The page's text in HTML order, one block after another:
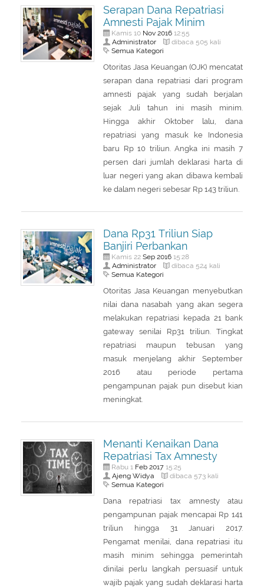
Peraturan Pengampunan Pajak
Infografis Pengampunan Pajak
About Us
Q & A Pajak
Kontak Kami
Serapan Dana Repatriasi
Amnesti Pajak Minim
Kamis 10 Nov 201612:55
Administrator dibaca 505 kali
Semua Kategori
Otoritas Jasa Keuangan (OJK) mencatat
serapan dana repatriasi dari program
amnesti pajak yang sudah berjalan
sejak Juli tahun ini masih minim.
Hingga akhir Oktober lalu, dana
repatriasi yang masuk ke Indonesia
baru Rp 10 triliun. Angka ini masih 7
persen dari jumlah deklarasi harta di
luar negeri yang akan dibawa kembali
ke dalam negeri sebesar Rp 143 triliun.
Dana Rp31 Triliun Siap
Banjiri Perbankan
Kamis 22 Sep 201615:28
Administrator dibaca 524 kali
Semua Kategori
Otoritas Jasa Keuangan menyebutkan
nilai dana nasabah yang akan segera
melakukan repatriasi kepada 21 bank
gateway senilai Rp31 triliun. Tingkat
repatriasi maupun tebusan yang
masuk menjelang akhir September
2016 atau periode pertama
pengampunan pajak pun disebut kian
meningkat.
Menanti Kenaikan Dana
Repatriasi Tax Amnesty
Rabu 1 Feb 201715:25
Ajeng Widya dibaca 573 kali
Semua Kategori
Dana repatriasi tax amnesty atau
pengampunan pajak mencapai Rp 141
triliun hingga 31 Januari 2017.
Pengamat menilai, dana repatriasi itu
masih minim sehingga pemerintah
dinilai perlu langkah persuasif untuk
wajib pajak yang sudah deklarasi harta